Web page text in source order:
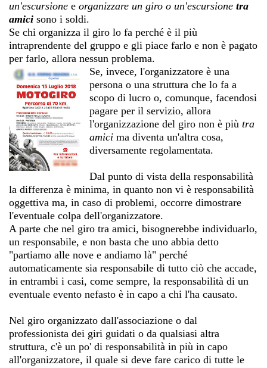
un'escursione e organizzare un giro o un'escursione tra
amici sono i soldi.
Se chi organizza il giro lo fa perché è il più
intraprendente del gruppo e gli piace farlo e non è pagato
per farlo, allora nessun problema.
Se, invece, l'organizzatore è una
persona o una struttura che lo fa a
scopo di lucro o, comunque, facendosi
pagare per il servizio, allora
l'organizzazione del giro non è piùtra
amici ma diventa un'altra cosa,
diversamente regolamentata.
Dal punto di vista della responsabilità
la differenza è minima, in quanto non vi è responsabilità
oggettiva ma, in caso di problemi, occorre dimostrare
l'eventuale colpa dell'organizzatore.
A parte che nel giro tra amici, bisognerebbe individuarlo,
un responsabile, e non basta che uno abbia detto
"partiamo alle nove e andiamo là" perché
automaticamente sia responsabile di tutto ciò che accade,
in entrambi i casi, come sempre, la responsabilità di un
eventuale evento nefasto è in capo a chi l'ha causato.
Nel giro organizzato dall'associazione o dal
professionista dei giri guidati o da qualsiasi altra
struttura, c'è un po' di responsabilità in più in capo
all'organizzatore, il quale si deve fare carico di tutte le